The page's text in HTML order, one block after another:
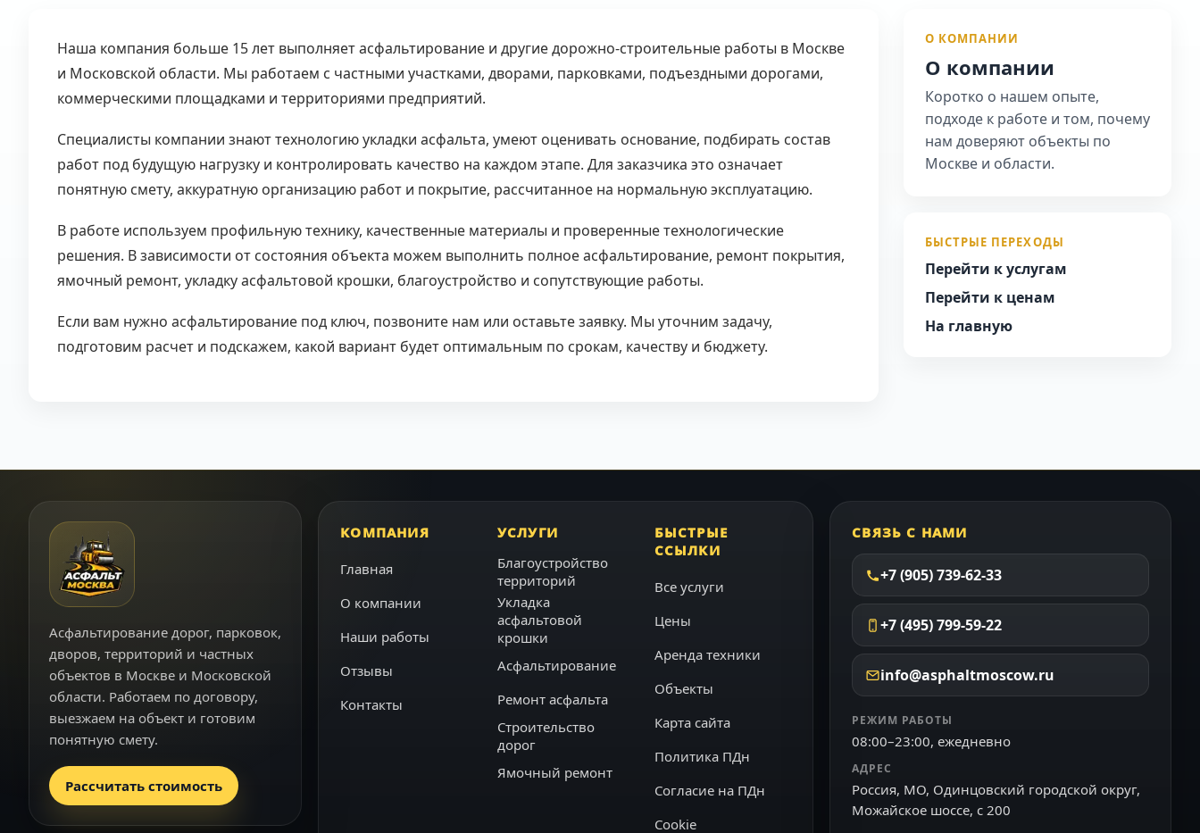
Наша компания больше 15 лет выполняет асфальтирование и другие дорожно-строительные работы в Москве
и Московской области. Мы работаем с частными участками, дворами, парковками, подъездными дорогами,
коммерческими площадками и территориями предприятий.
Специалисты компании знают технологию укладки асфальта, умеют оценивать основание, подбирать состав
работ под будущую нагрузку и контролировать качество на каждом этапе. Для заказчика это означает
понятную смету, аккуратную организацию работ и покрытие, рассчитанное на нормальную эксплуатацию.
В работе используем профильную технику, качественные материалы и проверенные технологические
решения. В зависимости от состояния объекта можем выполнить полное асфальтирование, ремонт покрытия,
ямочный ремонт, укладку асфальтовой крошки, благоустройство и сопутствующие работы.
Если вам нужно асфальтирование под ключ, позвоните нам или оставьте заявку. Мы уточним задачу,
подготовим расчет и подскажем, какой вариант будет оптимальным по срокам, качеству и бюджету.
О КОМПАНИИ
О компании
Коротко о нашем опыте,
подходе к работе и том, почему
нам доверяют объекты по
Москве и области.
БЫСТРЫЕ ПЕРЕХОДЫ
Перейти к услугам
Перейти к ценам
На главную
Асфальтирование дорог, парковок,
дворов, территорий и частных
объектов в Москве и Московской
области. Работаем по договору,
выезжаем на объект и готовим
понятную смету.
Рассчитать стоимость
КОМПАНИЯ
Главная
О компании
Наши работы
Отзывы
Контакты
УСЛУГИ
Благоустройство
территорий
Укладка
асфальтовой
крошки
Асфальтирование
Ремонт асфальта
Строительство
дорог
Ямочный ремонт
БЫСТРЫЕ
ССЫЛКИ
Все услуги
Цены
Аренда техники
Объекты
Карта сайта
Политика ПДн
Согласие на ПДн
Cookie
СВЯЗЬ С НАМИ
+7 (905) 739-62-33
+7 (495) 799-59-22
info@asphaltmoscow.ru
РЕЖИМ РАБОТЫ
08:00–23:00, ежедневно
АДРЕС
Россия, МО, Одинцовский городской округ,
Можайское шоссе, с 200